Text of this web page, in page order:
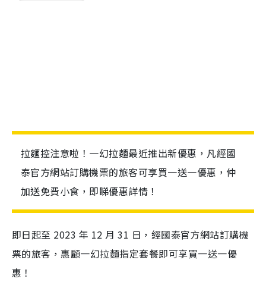
拉麵控注意啦！一幻拉麵最近推出新優惠，凡經國
泰官方網站訂購機票的旅客可享買一送一優惠，仲
加送免費小食，即睇優惠詳情！
即日起至 2023 年 12 月 31 日，經國泰官方網站訂購機
票的旅客，惠顧一幻拉麵指定套餐即可享買一送一優
惠！